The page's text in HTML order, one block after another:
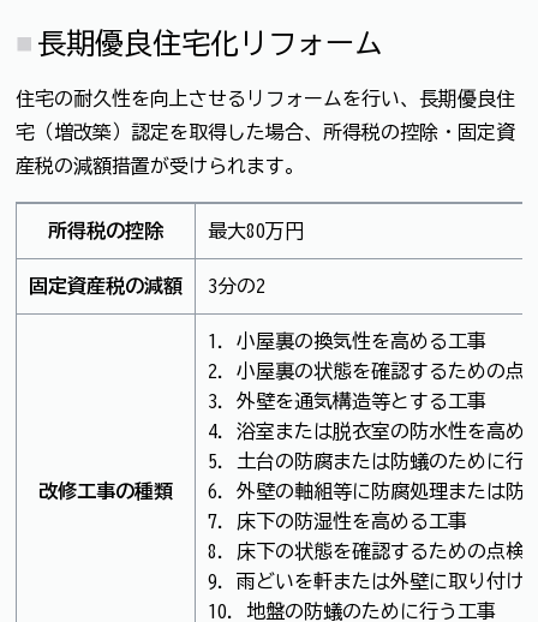
長期優良住宅化リフォーム
住宅の耐久性を向上させるリフォームを行い、長期優良住
宅（増改築）認定を取得した場合、所得税の控除・固定資
産税の減額措置が受けられます。
所得税の控除 最大80万円
固定資産税の減額 3分の2
改修工事の種類
1. 小屋裏の換気性を高める工事
2. 小屋裏の状態を確認するための点
3. 外壁を通気構造等とする工事
4. 浴室または脱衣室の防水性を高め
5. 土台の防腐または防蟻のために行
6. 外壁の軸組等に防腐処理または防
7. 床下の防湿性を高める工事
8. 床下の状態を確認するための点検
9. 雨どいを軒または外壁に取り付け
10. 地盤の防蟻のために行う工事